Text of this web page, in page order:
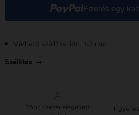
Fizetés egy
Várható szállítási idő: 1-3 nap
Szállítás
Több tízezer elégedett